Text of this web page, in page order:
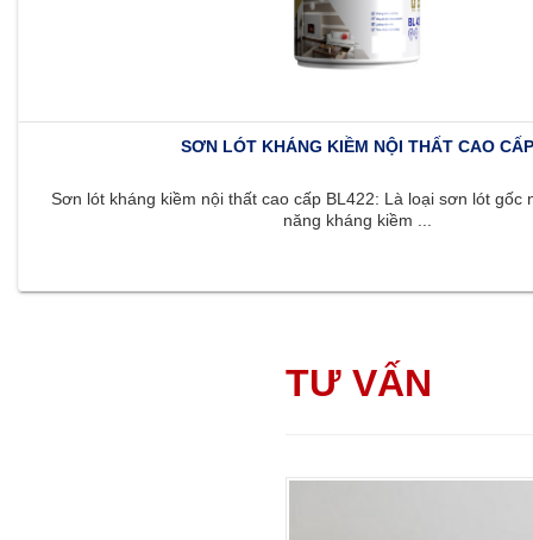
SƠN LÓT KHÁNG KIỀM NỘI THẤT CAO CẤP
Sơn lót kháng kiềm nội thất cao cấp BL422: Là loại sơn lót gốc
năng kháng kiềm ...
TƯ VẤN